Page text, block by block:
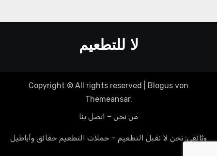
لا للتطعيم
Copyright © All rights reserved Blogus von
Themeansar.
من نحن – اتصل بنا
وثائقي: نحن لا نقبل التطعيم – حملات التطعيم حقائق وأباطيل